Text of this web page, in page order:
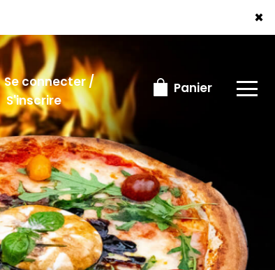
×
Se connecter /
S'inscrire
Panier